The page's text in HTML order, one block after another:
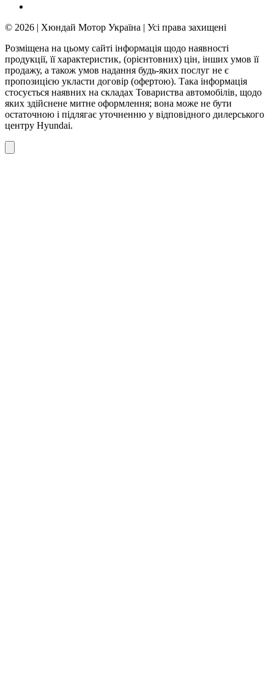
© 2026 | Хюндай Мотор Україна | Усі права захищені
Розміщена на цьому сайті інформація щодо наявності
продукції, її характеристик, (орієнтовних) цін, інших умов її
продажу, а також умов надання будь-яких послуг не є
пропозицією укласти договір (офертою). Така інформація
стосується наявних на складах Товариства автомобілів, щодо
яких здійснене митне оформлення; вона може не бути
остаточною і підлягає уточненню у відповідного дилерського
центру Hyundai.